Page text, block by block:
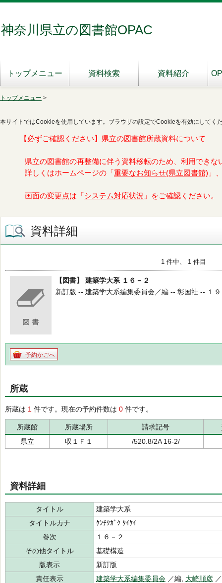
神奈川県立の図書館OPAC
トップメニュー 資料検索 資料紹介
トップメニュー >
本サイトではCookieを使用しています。ブラウザの設定でCookieを有効にしてく
【必ずご確認ください】県立の図書館所蔵資料について
県立の図書館の再整備に伴う資料移転のため、利用できな
詳しくはホームページの「 重要なお知らせ(県立図書館) 」
画面の変更点は「 システム対応状況 」をご確認ください。
資料詳細
1 件中、 1 件目
【図書】 建築学大系 １６－２
新訂版 -- 建築学大系編集委員会／編 -- 彰国社 -- １
予約かごへ
所蔵
所蔵は 1 件です。現在の予約件数は 0 件です。
所蔵館 所蔵場所 請求記号
県立
収１Ｆ１ /520.8/2A 16-2/
資料詳細
タイトル
建築学大系
タイトルカナ
ｹﾝﾁｸｶﾞｸ ﾀｲｹｲ
巻次
１６－２
その他タイトル
基礎構造
版表示
新訂版
責任表示
建築学大系編集委員会 ／編, 大崎順彦